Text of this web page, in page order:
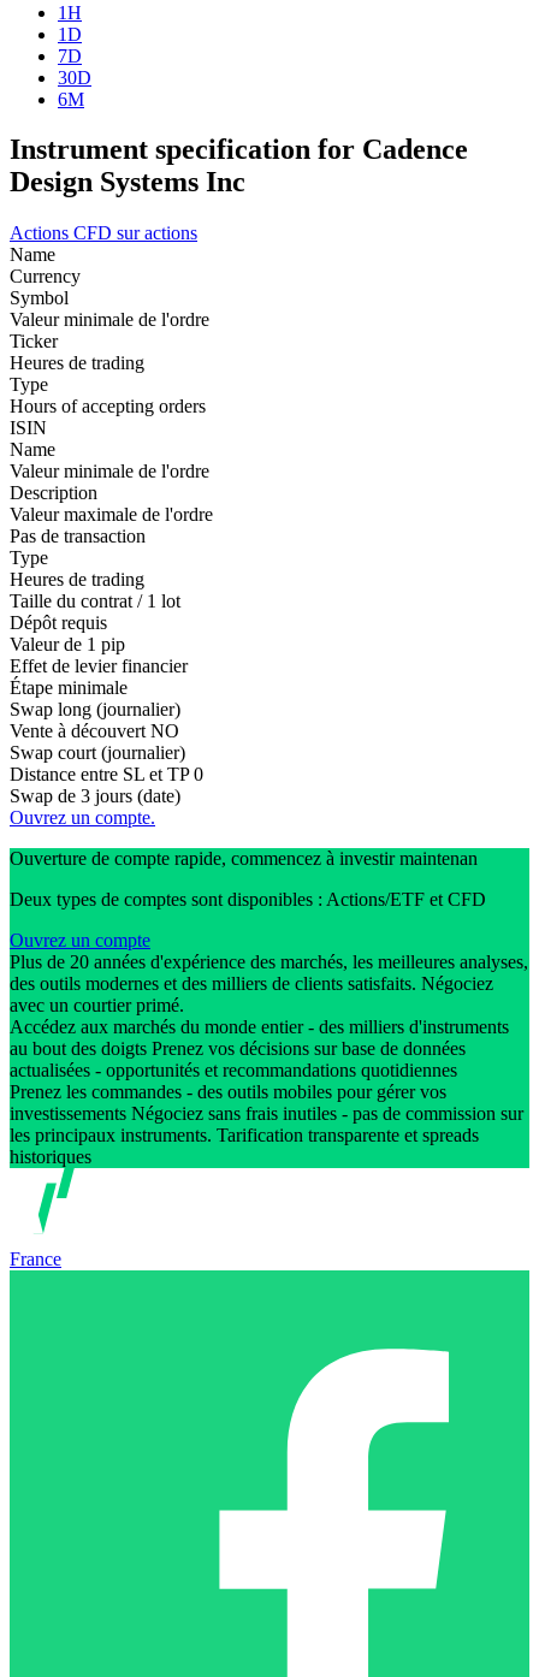
1H
1D
7D
30D
6M
Instrument specification for Cadence
Design Systems Inc
Actions CFD sur actions
Name
Currency
Symbol
Valeur minimale de l'ordre
Ticker
Heures de trading
Type
Hours of accepting orders
ISIN
Name
Valeur minimale de l'ordre
Description
Valeur maximale de l'ordre
Pas de transaction
Type
Heures de trading
Taille du contrat / 1 lot
Dépôt requis
Valeur de 1 pip
Effet de levier financier
Étape minimale
Swap long (journalier)
Vente à découvert NO
Swap court (journalier)
Distance entre SL et TP 0
Swap de 3 jours (date)
Ouvrez un compte.
Ouverture de compte rapide, commencez à investir maintenan
Deux types de comptes sont disponibles : Actions/ETF et CFD
Ouvrez un compte
Plus de 20 années d'expérience des marchés, les meilleures analyses,
des outils modernes et des milliers de clients satisfaits. Négociez
avec un courtier primé.
Accédez aux marchés du monde entier - des milliers d'instruments
au bout des doigts Prenez vos décisions sur base de données
actualisées - opportunités et recommandations quotidiennes
Prenez les commandes - des outils mobiles pour gérer vos
investissements Négociez sans frais inutiles - pas de commission sur
les principaux instruments. Tarification transparente et spreads
historiques
France